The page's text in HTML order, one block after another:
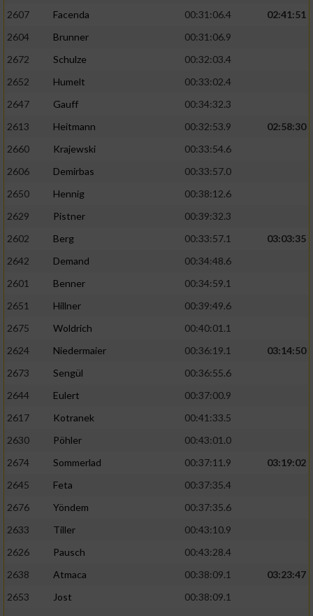
2607
Facenda 00:31:06.4
02:41:51
2604
Brunner
00:31:06.9
2672
Schulze
00:32:03.4
2652
Humelt
00:33:02.4
2647
Gauff
00:34:32.3
2613
Heitmann 00:32:53.9
02:58:30
2660
Krajewski
00:33:54.6
2606
Demirbas
00:33:57.0
2650
Hennig
00:38:12.6
2629
Pistner
00:39:32.3
2602
Berg 00:33:57.1
03:03:35
2642
Demand
00:34:48.6
2601
Benner
00:34:59.1
2651
Hillner
00:39:49.6
2675
Woldrich
00:40:01.1
2624
Niedermaier 00:36:19.1
03:14:50
2673
Sengül
00:36:55.6
2644
Eulert
00:37:00.9
2617
Kotranek
00:41:33.5
2630
Pöhler
00:43:01.0
2674
Sommerlad 00:37:11.9
03:19:02
2645
Feta
00:37:35.4
2676
Yöndem
00:37:35.6
2633
Tiller
00:43:10.9
2626
Pausch
00:43:28.4
2638
Atmaca 00:38:09.1
03:23:47
2653
Jost
00:38:09.1